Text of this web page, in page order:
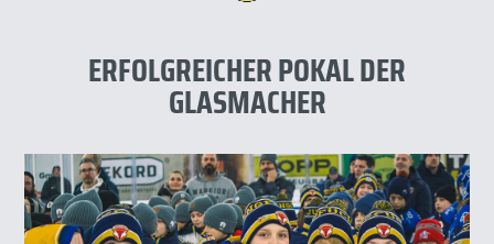
ERFOLGREICHER POKAL DER
GLASMACHER